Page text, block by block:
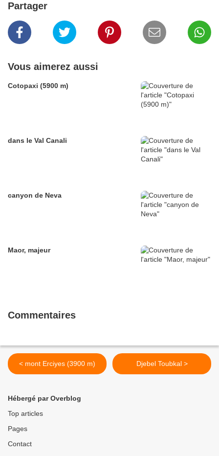
Partager
Vous aimerez aussi
Cotopaxi (5900 m)
dans le Val Canali
canyon de Neva
Maor, majeur
Commentaires
< mont Erciyes (3900 m) Djebel Toubkal >
Hébergé par Overblog
Top articles
Pages
Contact